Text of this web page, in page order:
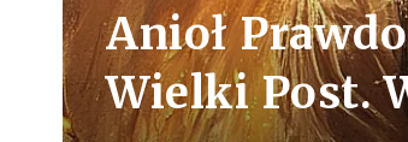
Anioł
Wielki Post.